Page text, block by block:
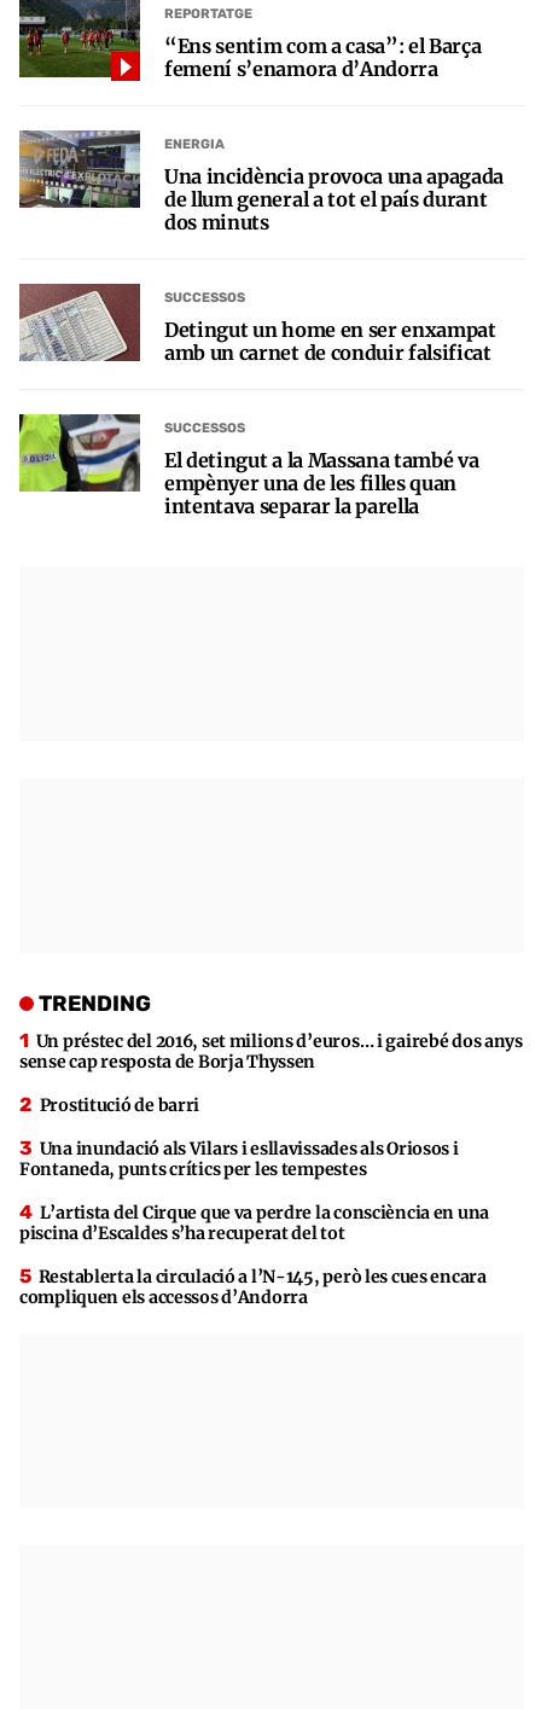
REPORTATGE
“Ens sentim com a casa”: el Barça
femení s’enamora d’Andorra
ENERGIA
Una incidència provoca una apagada
de llum general a tot el país durant
dos minuts
SUCCESSOS
Detingut un home en ser enxampat
amb un carnet de conduir falsificat
SUCCESSOS
El detingut a la Massana també va
empènyer una de les filles quan
intentava separar la parella
TRENDING
Un préstec del 2016, set milions d’euros… i gairebé dos anys
sense cap resposta de Borja Thyssen
Prostitució de barri
Una inundació als Vilars i esllavissades als Oriosos i
Fontaneda, punts crítics per les tempestes
L’artista del Cirque que va perdre la consciència en una
piscina d’Escaldes s’ha recuperat del tot
Restablerta la circulació a l’N-145, però les cues encara
compliquen els accessos d’Andorra